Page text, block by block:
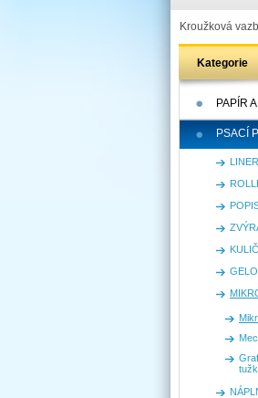
Kroužková
Kategorie
PAPÍR
PSACÍ